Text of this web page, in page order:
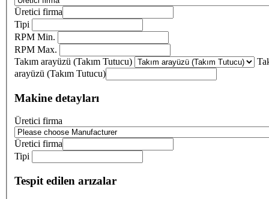
Üretici firma
Tipi
RPM Min.
RPM Max.
Takım arayüzü (Takım Tutucu)
arayüzü (Takım Tutucu)
Makine detayları
Üretici firma
Üretici firma
Tipi
Tespit edilen arızalar